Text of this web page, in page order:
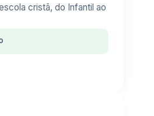
cristã, do Infantil ao